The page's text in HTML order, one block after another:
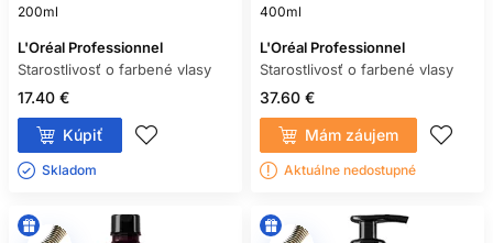
200ml
L'Oréal Professionnel
Starostlivosť o farbené vlasy
17.40 €
Kúpiť
Skladom ㅤ
400ml
L'Oréal Professionnel
Starostlivosť o farbené vlasy
37.60 €
Mám záujem
Aktuálne nedostupné